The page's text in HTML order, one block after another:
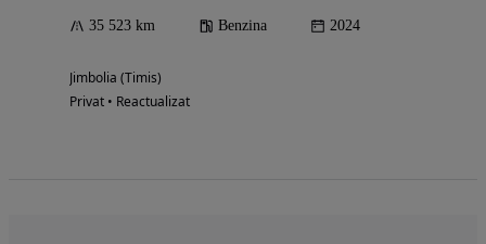
35 523 km Benzina 2024
Jimbolia (Timis)
Privat • Reactualizat